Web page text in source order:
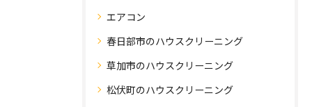
エアコン
春日部市のハウスクリーニング
草加市のハウスクリーニング
松伏町のハウスクリーニング